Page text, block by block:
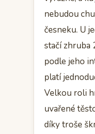
nebudou
česneku. U
stačí zhruba
podle jeho
platí
Velkou roli
uvařené
díky troše